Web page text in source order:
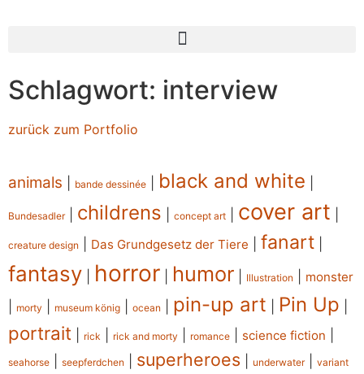
Schlagwort: interview
zurück zum Portfolio
animals bande dessinée black and white
Bundesadler| childrens concept art cover art
creature design Das Grundgesetz der Tiere fanart
fantasy horror humor Illustration monster
morty museum könig ocean pin-up art Pin Up
portrait rick rick and morty romance science fiction
seahorse seepferdchen superheroes underwater| variant